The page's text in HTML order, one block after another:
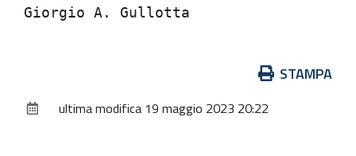
documento
STAMPA
ultima modifica 19 maggio 2023 20:22